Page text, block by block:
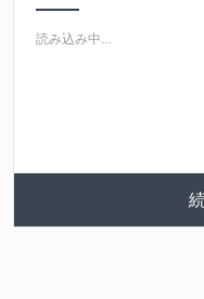
読み込み中...